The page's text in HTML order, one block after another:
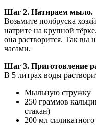
Шаг 2. Натираем мыло.
Возьмите полбруска
натрите на крупной
она растворится. Так вы
часами.
Шаг 3. Приготовление
В 5 литрах воды
Мыльную стружку
250 граммов
стакан)
200 мл